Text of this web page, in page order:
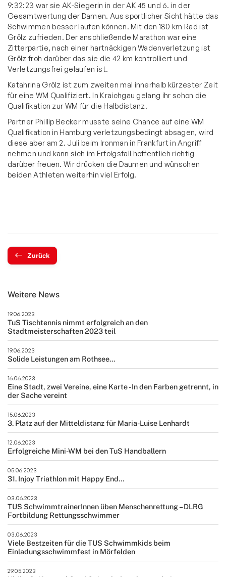
9:32:23 war sie AK-Siegerin in der AK 45 und 6. in der
Gesamtwertung der Damen. Aus sportlicher Sicht hätte das
Schwimmen besser laufen können. Mit den 180 km Rad ist
Grölz zufrieden. Der anschließende Marathon war eine
Zitterpartie, nach einer hartnäckigen Wadenverletzung ist
Grölz froh darüber das sie die 42 km kontrolliert und
Verletzungsfrei gelaufen ist.
Katahrina Grölz ist zum zweiten mal innerhalb kürzester Zeit
für eine WM Qualifiziert. In Kraichgau gelang ihr schon die
Qualifikation zur WM für die Halbdistanz.
Partner Phillip Becker musste seine Chance auf eine WM
Qualifikation in Hamburg verletzungsbedingt absagen, wird
diese aber am 2. Juli beim Ironman in Frankfurt in Angriff
nehmen und kann sich im Erfolgsfall hoffentlich richtig
darüber freuen. Wir drücken die Daumen und wünschen
beiden Athleten weiterhin viel Erfolg.
Zurück
Weitere News
19.06.2023
TuS Tischtennis nimmt erfolgreich an den
Stadtmeisterschaften 2023 teil
19.06.2023
Solide Leistungen am Rothsee...
16.06.2023
Eine Stadt, zwei Vereine, eine Karte - In den Farben getrennt, in
der Sache vereint
15.06.2023
3. Platz auf der Mitteldistanz für Maria-Luise Lenhardt
12.06.2023
Erfolgreiche Mini-WM bei den TuS Handballern
05.06.2023
31. Injoy Triathlon mit Happy End...
03.06.2023
TUS SchwimmtrainerInnen üben Menschenrettung – DLRG
Fortbildung Rettungsschwimmer
03.06.2023
Viele Bestzeiten für die TUS Schwimmkids beim
Einladungsschwimmfest in Mörfelden
29.05.2023